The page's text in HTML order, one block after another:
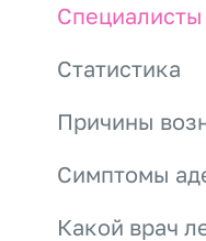
Специалисты
Статистика
Причины
Симптомы
Какой врач